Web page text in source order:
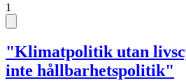
1
"Klimatpolitik utan
inte hållbarhetspolitik"